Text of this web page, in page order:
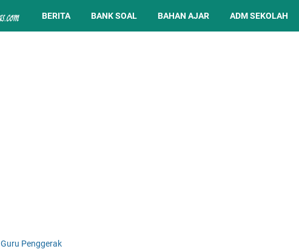
BERITA BANK SOAL BAHAN AJAR ADM SEKOLAH
Guru Penggerak